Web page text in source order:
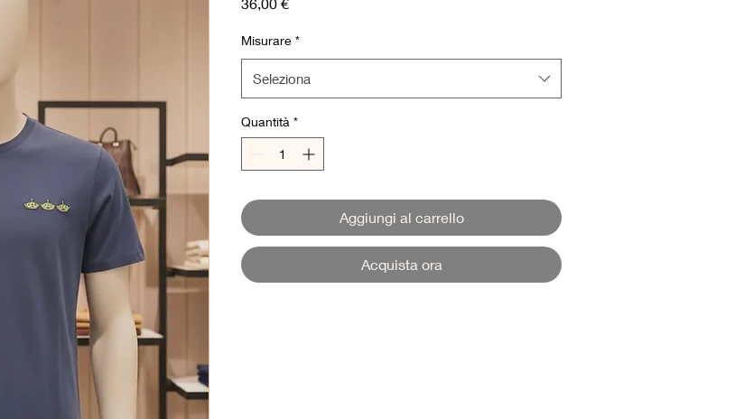
Misurare *
Seleziona
Quantità *
Aggiungi al carrello
Acquista ora